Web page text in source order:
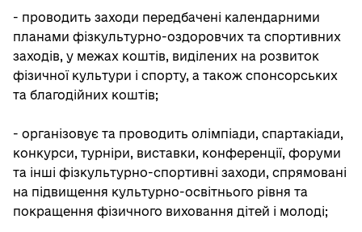
- проводить заходи передбачені календарними
планами фізкультурно-оздоровчих та спортивних
заходів, у межах коштів, виділених на розвиток
фізичної культури і спорту, а також спонсорських
та благодійних коштів;
- організовує та проводить олімпіади, спартакіади,
конкурси, турніри, виставки, конференції, форуми
та інші фізкультурно-спортивні заходи, спрямовані
на підвищення культурно-освітнього рівня та
покращення фізичного виховання дітей і молоді;